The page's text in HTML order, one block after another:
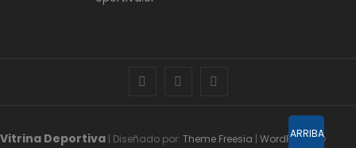
facebook twitter
Vitrina Deportiva | Diseñado por: Theme Freesia | WordPress| ©
ARRIBA